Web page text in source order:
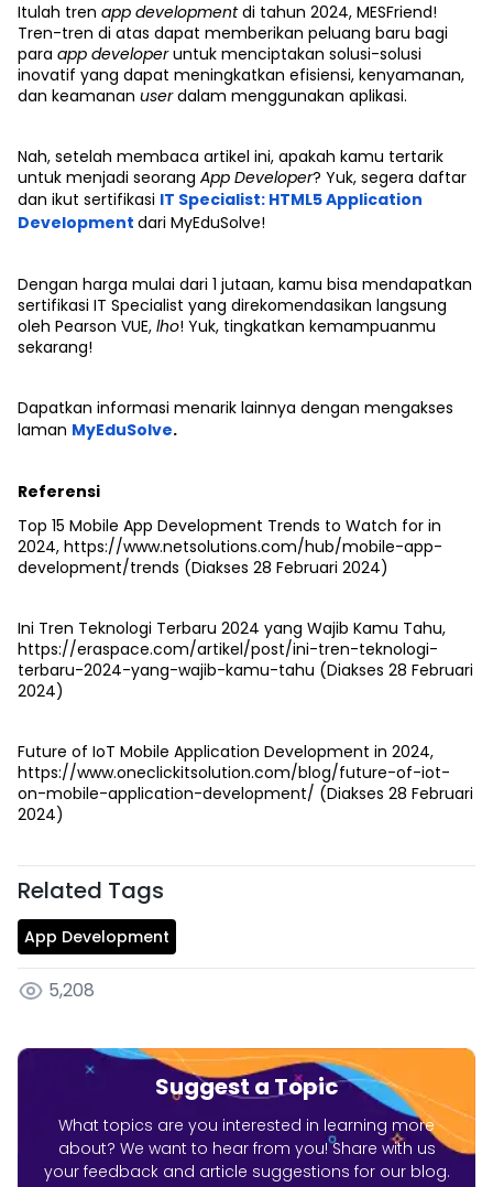
Itulah tren app developmentdi tahun 2024, MESFriend!
Tren-tren di atas dapat memberikan peluang baru bagi
para app developeruntuk menciptakan solusi-solusi
inovatif yang dapat meningkatkan efisiensi, kenyamanan,
dan keamanan userdalam menggunakan aplikasi.
Nah, setelah membaca artikel ini, apakah kamu tertarik
untuk menjadi seorang App Developer? Yuk, segera daftar
dan ikut sertifikasi IT Specialist: HTML5 Application
Development dari MyEduSolve!
Dengan harga mulai dari 1 jutaan, kamu bisa mendapatkan
sertifikasi IT Specialist yang direkomendasikan langsung
oleh Pearson VUE, lho! Yuk, tingkatkan kemampuanmu
sekarang!
Dapatkan informasi menarik lainnya dengan mengakses
laman MyEduSolve.
Referensi
Top 15 Mobile App Development Trends to Watch for in
2024, https://www.netsolutions.com/hub/mobile-app-
development/trends (Diakses 28 Februari 2024)
Ini Tren Teknologi Terbaru 2024 yang Wajib Kamu Tahu,
https://eraspace.com/artikel/post/ini-tren-teknologi-
terbaru-2024-yang-wajib-kamu-tahu (Diakses 28 Februari
2024)
Future of IoT Mobile Application Development in 2024,
https://www.oneclickitsolution.com/blog/future-of-iot-
on-mobile-application-development/ (Diakses 28 Februari
2024)
Related Tags
App Development
5,208
Suggest a Topic
What topics are you interested in learning more
about? We want to hear from you! Share with us
your feedback and article suggestions for our blog.